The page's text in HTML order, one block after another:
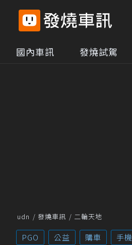
國內車訊 發燒試駕
udn 發燒車訊 二輪天地
PGO 公益 購車 手機